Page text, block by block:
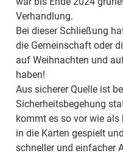
Verhandlung.
Bei dieser Schließung
die Gemeinschaft oder
auf Weihnachten und
haben!
Aus sicherer Quelle ist
Sicherheitsbegehung
kommt es so vor wie
in die Karten gespielt
schneller und einfacher